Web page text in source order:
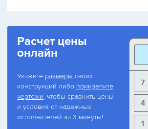
Расчет цены
онлайн
Укажите размеры своих
конструкций либо прикрепите
чертежи, чтобы сравнить цены
и условия от надежных
исполнителей за 3 минуты!
7
4
1